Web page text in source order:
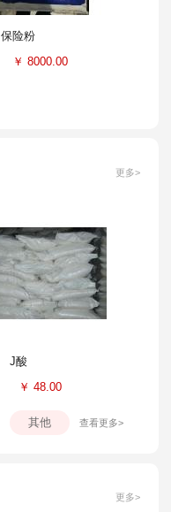
保险粉
￥ 8000.00
更多>
J酸
￥ 48.00
其他 查看更多>
更多>